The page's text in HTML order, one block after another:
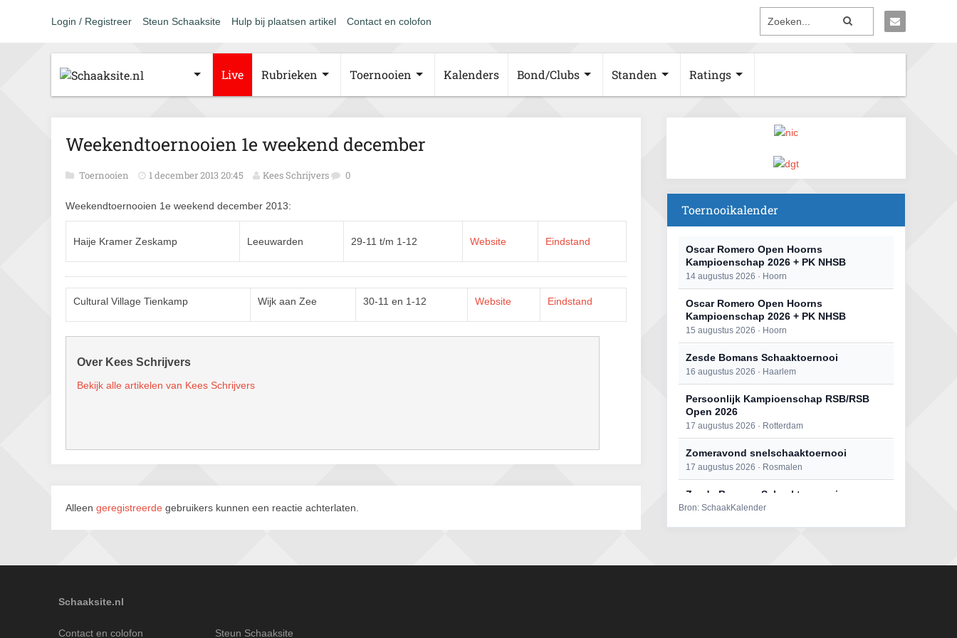
Login / Registreer Steun Schaaksite Hulp bij plaatsen artikel Contact en colofon
Live Rubrieken Toernooien Kalenders Bond/Clubs Standen Ratings
Weekendtoernooien 1e weekend december
Toernooien 1 december 2013 20:45 Kees Schrijvers 0
Weekendtoernooien 1e weekend december 2013:
Haije Kramer Zeskamp Leeuwarden 29-11 t/m 1-12 Website Eindstand
Cultural Village Tienkamp Wijk aan Zee 30-11 en 1-12 Website Eindstand
Over Kees Schrijvers
Bekijk alle artikelen van Kees Schrijvers
Alleen geregistreerde gebruikers kunnen een reactie achterlaten.
Toernooikalender
Oscar Romero Open Hoorns
Kampioenschap 2026 + PK NHSB
14 augustus 2026 · Hoorn
Oscar Romero Open Hoorns
Kampioenschap 2026 + PK NHSB
15 augustus 2026 · Hoorn
Zesde Bomans Schaaktoernooi
16 augustus 2026 · Haarlem
Persoonlijk Kampioenschap RSB/RSB
Open 2026
17 augustus 2026 · Rotterdam
Zomeravond snelschaaktoernooi
17 augustus 2026 · Rosmalen
Zesde Bomans Schaaktoernooi
17 augustus 2026 · Haarlem
Bron: SchaakKalender
Schaaksite.nl
Contact en colofon Steun Schaaksite